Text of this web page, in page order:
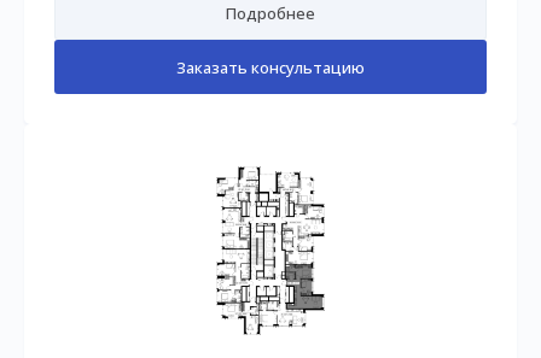
Подробнее
Заказать консультацию